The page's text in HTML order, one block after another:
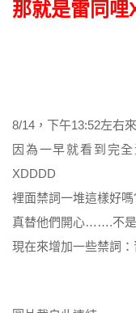
那就是雷同哩
8/14，下午13:52左右
因為一早就看到完
XDDDD
裡面禁詞一堆這樣好嗎
真替他們開心…….不
現在來增加一些禁詞